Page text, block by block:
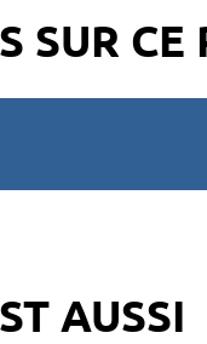
SUR CE
AUSSI